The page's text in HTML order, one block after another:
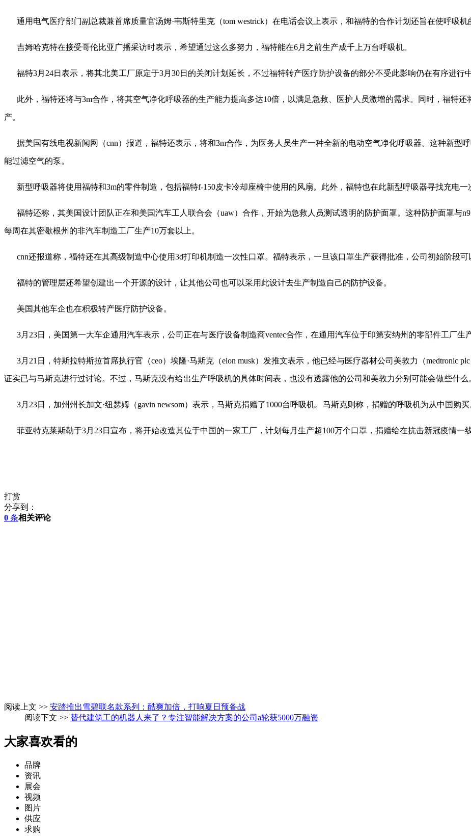
通用电气医疗部门副总裁兼首席质量官汤姆·韦斯特里克（tom westrick）在电话会议上表示，和福特的合作计划还旨在使呼吸
吉姆哈克特在接受哥伦比亚广播采访时表示，希望通过这么多努力，福特能在6月之前生产成千上万台呼吸机。
福特3月24日表示，将其北美工厂原定于3月30日的关闭计划延长，不过福特转产医疗防护设备的部分不受此影响仍在有序进行中
此外，福特还将与3m合作，将其空气净化呼吸器的生产能力提高多达10倍，以满足急救、医护人员激增的需求。同时，福特
产。
据美国有线电视新闻网（cnn）报道，福特还表示，将和3m合作，为医务人员生产一种全新的电动空气净化呼吸器。这种新型
能过滤空气的泵。
新型呼吸器将使用福特和3m的零件制造，包括福特f-150皮卡冷却座椅中使用的风扇。此外，福特也在此新型呼吸器寻找充电一
福特还称，其美国设计团队正在和美国汽车工人联合会（uaw）合作，开始为急救人员测试透明的防护面罩。这种防护面罩与
每周在其密歇根州的非汽车制造工厂生产10万套以上。
cnn还报道称，福特还在其高级制造中心使用3d打印机制造一次性口罩。福特表示，一旦该口罩生产获得批准，公司初始阶段可
福特的管理层还希望创建出一个开源的设计，让其他公司也可以采用此设计去生产制造自己的防护设备。
美国其他车企也在积极转产医疗防护设备。
3月23日，美国第一大车企通用汽车表示，公司正在与医疗设备制造商ventec合作，在通用汽车位于印第安纳州的零部件工厂生
3月21日，特斯拉特斯拉首席执行官（ceo）埃隆·马斯克（elon musk）发推文表示，他已经与医疗器材公司美敦力（medtronic
证实已与马斯克进行过讨论。不过，马斯克没有给出生产呼吸机的具体时间表，也没有透露他的公司和美敦力分别可能会做些什么
3月23日，加州州长加文·纽瑟姆（gavin newsom）表示，马斯克捐赠了1000台呼吸机。马斯克则称，捐赠的呼吸机为从中国购买
菲亚特克莱斯勒于3月23日宣布，将开始改造其位于中国的一家工厂，计划每月生产超100万个口罩，捐赠给在抗击新冠疫情一
打赏
分享到：
0 条相关评论
阅读上文 >> 安踏推出雪碧联名款系列：酷爽加倍，打响夏日预备战
阅读下文 >> 替代建筑工的机器人来了？专注智能解决方案的公司a轮获5000万融资
大家喜欢看的
品牌
资讯
展会
视频
图片
供应
求购